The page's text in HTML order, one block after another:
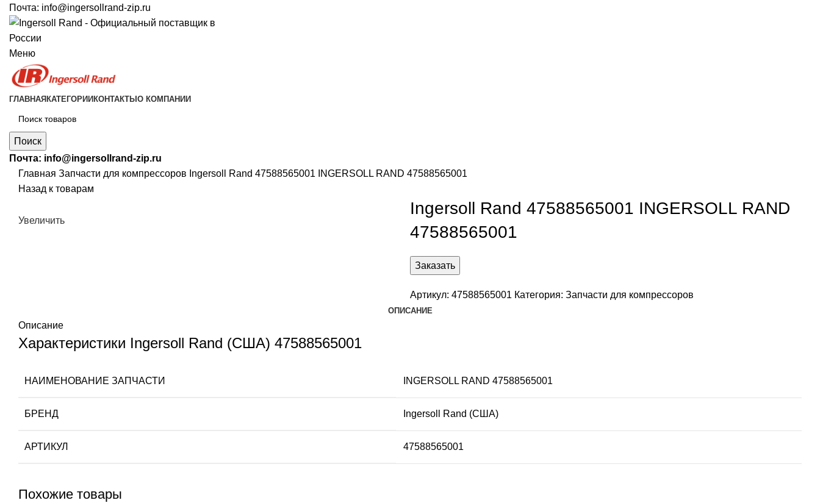
Почта: info@ingersollrand-zip.ru
Меню
ГЛАВНАЯ КАТЕГОРИИ КОНТАКТЫ О КОМПАНИИ
Поиск
Почта: info@ingersollrand-zip.ru
Главная Запчасти для компрессоров Ingersoll Rand 47588565001 INGERSOLL RAND 47588565001
Назад к товарам
Увеличить
Ingersoll Rand 47588565001 INGERSOLL RAND
47588565001
Заказать
Артикул: 47588565001 Категория: Запчасти для компрессоров
ОПИСАНИЕ
Описание
Характеристики Ingersoll Rand (США) 47588565001
НАИМЕНОВАНИЕ ЗАПЧАСТИ INGERSOLL RAND 47588565001
БРЕНД Ingersoll Rand (США)
АРТИКУЛ 47588565001
Похожие товары